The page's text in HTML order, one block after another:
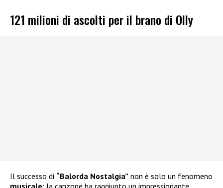
121 milioni di ascolti per il brano di Olly
Il successo di “Balorda Nostalgia” non è solo un fenomeno